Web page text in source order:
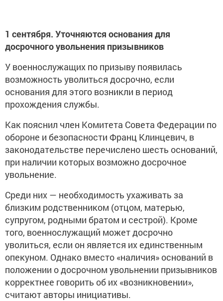
1 сентября. Уточняются основания для
досрочного увольнения призывников
У военнослужащих по призыву появилась
возможность уволиться досрочно, если
основания для этого возникли в период
прохождения службы.
Как пояснил член Комитета Совета Федерации по
обороне и безопасности Франц Клинцевич, в
законодательстве перечислено шесть оснований,
при наличии которых возможно досрочное
увольнение.
Среди них — необходимость ухаживать за
близким родственником (отцом, матерью,
супругом, родными братом и сестрой). Кроме
того, военнослужащий может досрочно
уволиться, если он является их единственным
опекуном. Однако вместо «наличия» оснований в
положении о досрочном увольнении призывников
корректнее говорить об их «возникновении»,
считают авторы инициативы.